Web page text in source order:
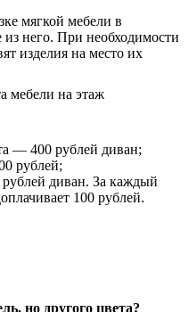
мягкой мебели в
из него. При необходимости
изделия на место их
мебели на этаж
— 400 рублей диван;
рублей;
диван. За каждый
100 рублей.
но другого цвета?